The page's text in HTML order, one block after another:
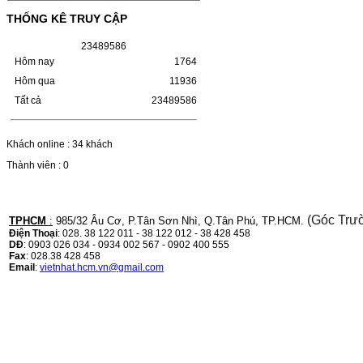
IN:- HP…
Giá : 249.000 VND
HỘP MỰC CANON CRG-070
CHO DÒNG MÁY LBP
243/MF 461DW
HỘP MỰC CANON CRG-070 CHO DÒNG
MÁY LBP 243/MF 461DW MÃ HỘP MỰC:–
Hộp mực Canon CRG-070– Loại mực: Mực
Chọn mua
THỐNG KÊ TRUY CẬP
23489586
Hôm nay
Hôm qua
Tất cả
1764
11936
23489586
Khách online : 34 khách
Thành viên : 0
TPHCM : 985/32 Âu Cơ, P.Tân Sơn Nhì, Q.Tân Phú, TP.HCM. (Góc
Điện Thoại: 028. 38 122 011 - 38 122 012 - 38 428 458
DĐ: 0903 026 034 - 0934 002 567 - 0902 400 555
Fax: 028.38 428 458
Email: vietnhat.hcm.vn@gmail.com